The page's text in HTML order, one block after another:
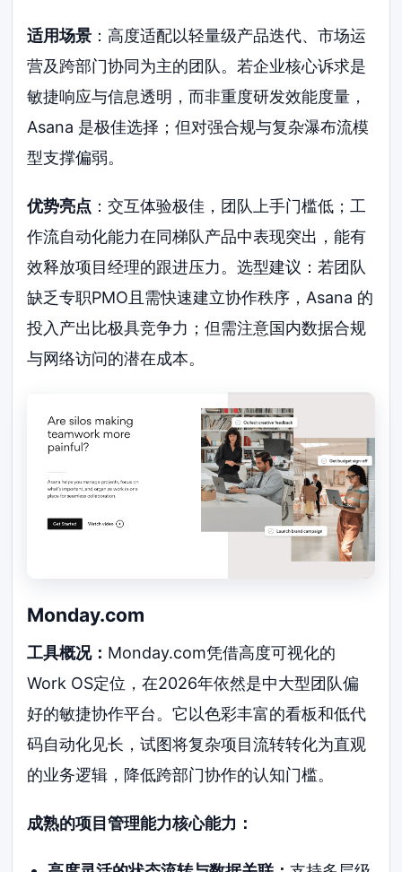
适用场景 ：高度适配以轻量级产品迭代、市场运
营及跨部门协同为主的团队。若企业核心诉求是
敏捷响应与信息透明，而非重度研发效能度量，
Asana 是极佳选择；但对强合规与复杂瀑布流模
型支撑偏弱。
优势亮点 ：交互体验极佳，团队上手门槛低；工
作流自动化能力在同梯队产品中表现突出，能有
效释放项目经理的跟进压力。选型建议：若团队
缺乏专职PMO且需快速建立协作秩序，Asana 的
投入产出比极具竞争力；但需注意国内数据合规
与网络访问的潜在成本。
Monday.com
工具概况： Monday.com凭借高度可视化的
Work OS定位，在2026年依然是中大型团队偏
好的敏捷协作平台。它以色彩丰富的看板和低代
码自动化见长，试图将复杂项目流转转化为直观
的业务逻辑，降低跨部门协作的认知门槛。
成熟的项目管理能力核心能力：